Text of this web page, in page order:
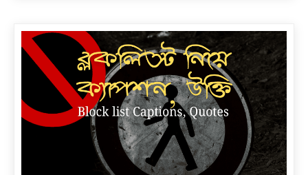
|
সেরা
প্রেম,
রোমান্টিক,
অ্যাটিটিউড